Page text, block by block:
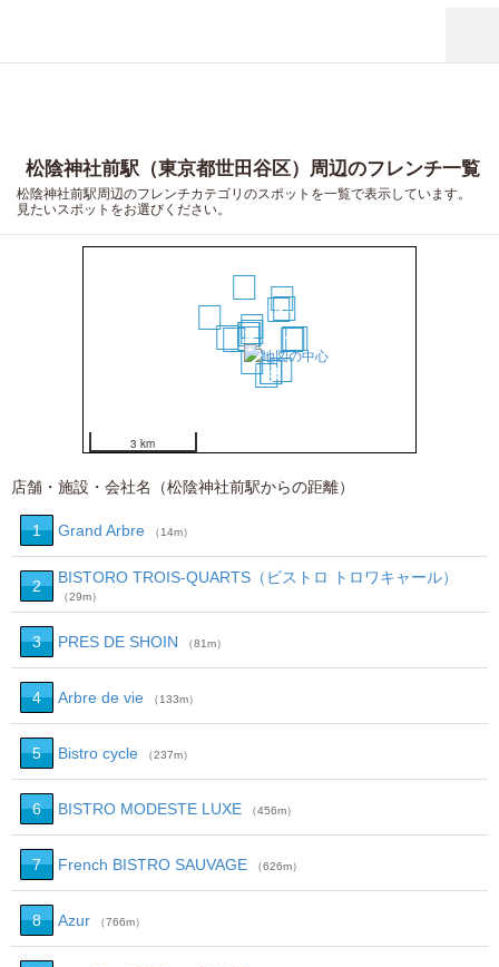
松陰神社前駅（東京都世田谷区）周辺のフレンチ一覧
松陰神社前駅周辺のフレンチカテゴリのスポットを一覧で表示しています。
見たいスポットをお選びください。
1
23
4
5
8
9
10
11
12
13
15
1619
20
3 km
店舗・施設・会社名（松陰神社前駅からの距離）
1 Grand Arbre （14m）
2 BISTORO TROIS‐QUARTS（ビストロ トロワキャール）
（29m）
3 PRES DE SHOIN （81m）
4 Arbre de vie （133m）
5 Bistro cycle （237m）
6 BISTRO MODESTE LUXE （456m）
7 French BISTRO SAUVAGE （626m）
8 Azur （766m）